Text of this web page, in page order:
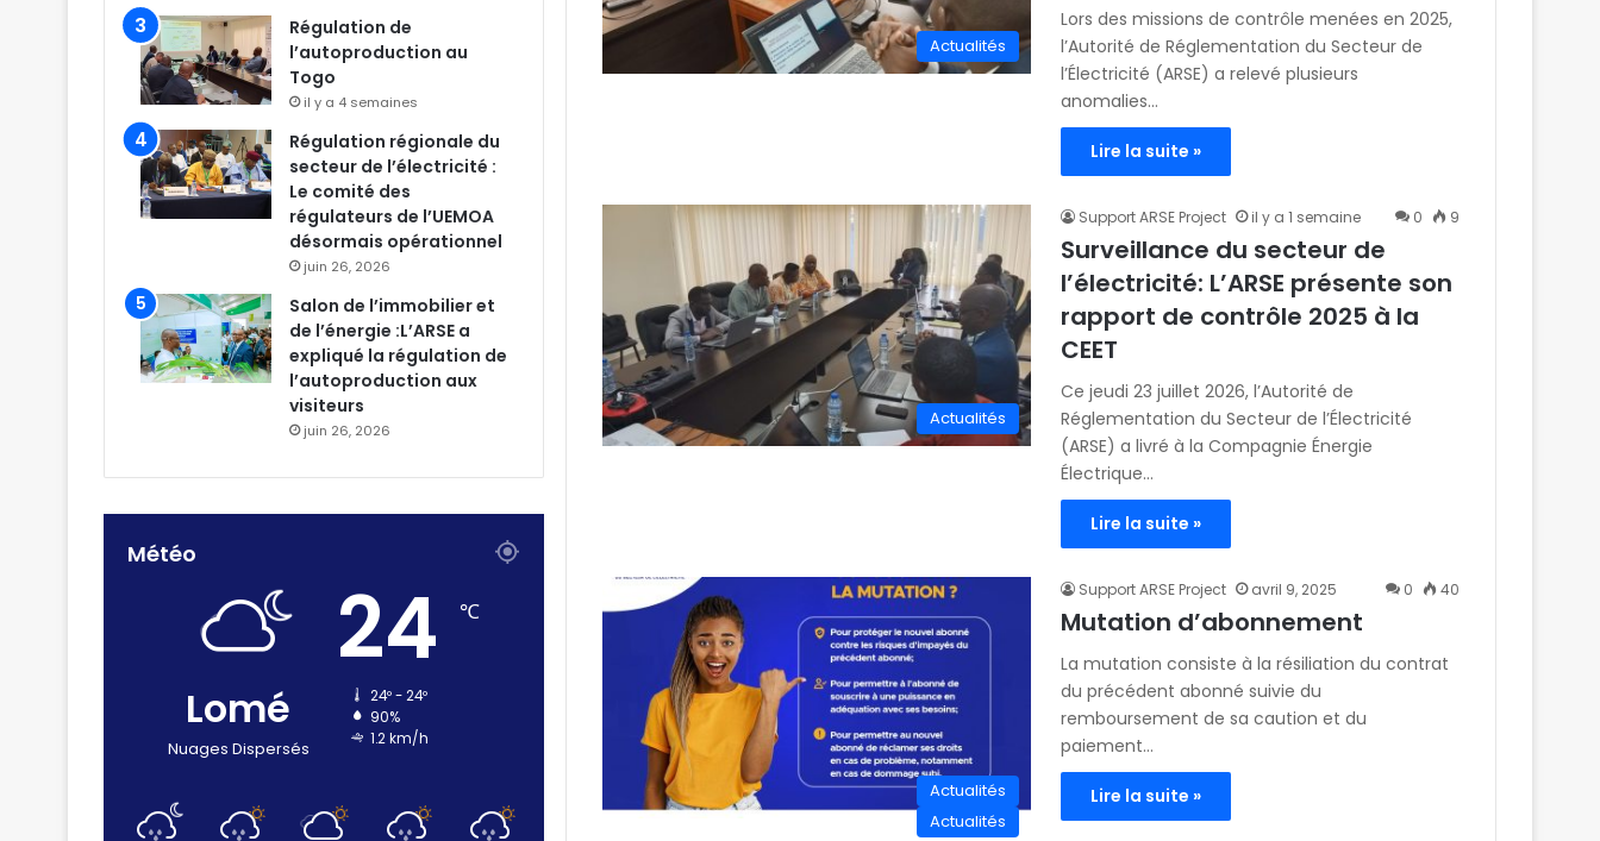
Actualités
Lors des missions de contrôle menées en 2025,
l’Autorité de Réglementation du Secteur de
l’Électricité (ARSE) a relevé plusieurs
anomalies…
Lire la suite »
Actualités
Support ARSE Project il y a 1 semaine 0 9
Surveillance du secteur de
l’électricité: L’ARSE présente son
rapport de contrôle 2025 à la
CEET
Ce jeudi 23 juillet 2026, l’Autorité de
Réglementation du Secteur de l’Électricité
(ARSE) a livré à la Compagnie Énergie
Électrique…
Lire la suite »
Actualités
Support ARSE Project avril 9, 2025 0 40
Mutation d’abonnement
La mutation consiste à la résiliation du contrat
du précédent abonné suivie du
remboursement de sa caution et du
paiement…
Lire la suite »
Actualités
Régulation de
l’autoproduction au
Togo
il y a 4 semaines
Régulation régionale du
secteur de l’électricité :
Le comité des
régulateurs de l’UEMOA
désormais opérationnel
juin 26, 2026
Salon de l’immobilier et
de l’énergie :L’ARSE a
expliqué la régulation de
l’autoproduction aux
visiteurs
juin 26, 2026
Météo
Lomé
Nuages Dispersés
24 ℃
24º - 24º
90%
1.2 km/h